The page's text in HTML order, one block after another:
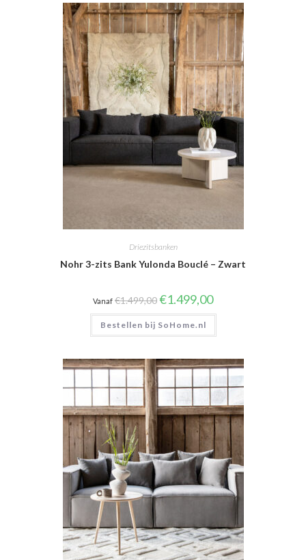
Driezitsbanken
Nohr 3-zits Bank Yulonda Bouclé – Zwart
Vanaf €1.499,00Oorspronkelijke
prijs
was:
€1.499,00.
€1.499,00Huidige
prijs
is:
Bestellen bij SoHome.nl